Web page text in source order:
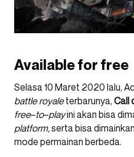
Available for free
Selasa 10 Maret 2020 lalu,
battle royaleterbarunya, Call
free–to–playini akan bisa
platform,serta bisa
mode permainan berbeda.